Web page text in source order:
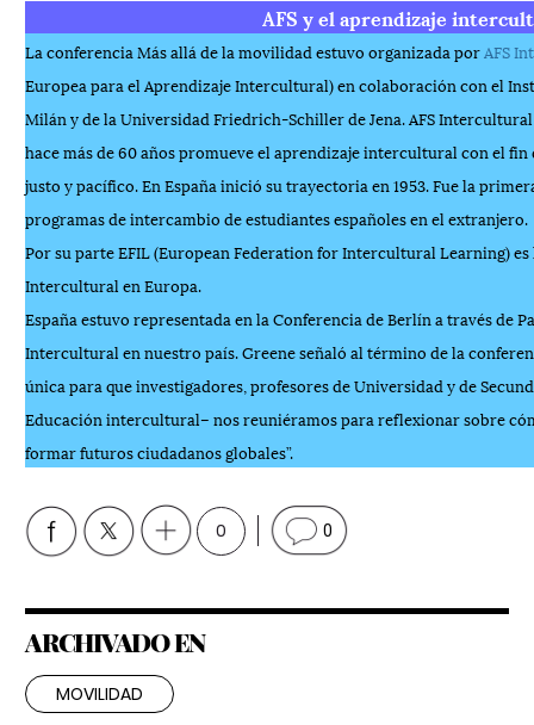
AFS y el aprendizaje
La conferencia Más allá de la movilidad estuvo organizada por AFS
Europea para el Aprendizaje Intercultural) en colaboración con el
Milán y de la Universidad Friedrich-Schiller de Jena. AFS
hace más de 60 años promueve el aprendizaje intercultural con el
justo y pacífico. En España inició su trayectoria en 1953. Fue la
programas de intercambio de estudiantes españoles en el extranjero.
Por su parte EFIL (European Federation for Intercultural Learning) es
Intercultural en Europa.
España estuvo representada en la Conferencia de Berlín a través de
Intercultural en nuestro país. Greene señaló al término de la
única para que investigadores, profesores de Universidad y de
Educación intercultural– nos reuniéramos para reflexionar sobre
formar futuros ciudadanos globales”.
0 0
ARCHIVADO EN
MOVILIDAD